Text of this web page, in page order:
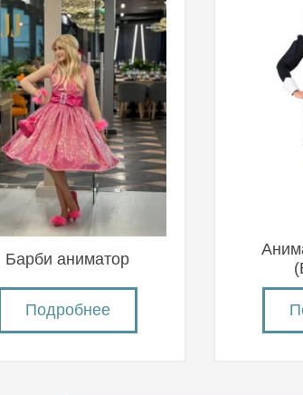
Барби аниматор
Подробнее